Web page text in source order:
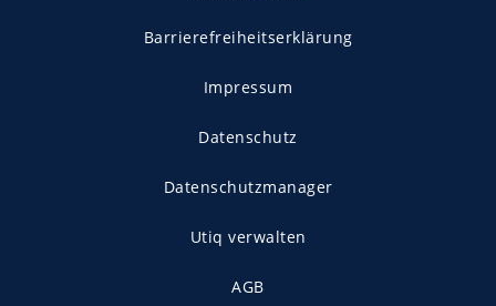
Barrierefreiheitserklärung
Impressum
Datenschutz
Datenschutzmanager
Utiq verwalten
AGB